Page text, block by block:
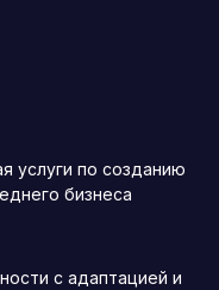
услуги по созданию
бизнеса
с адаптацией и